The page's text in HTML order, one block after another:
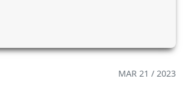
MAR 21 / 2023